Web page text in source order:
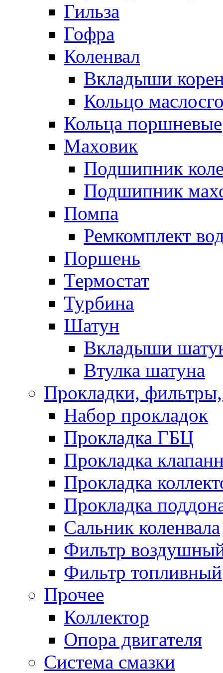
Гильза
Гофра
Коленвал
Вкладыши
Кольцо
Кольца поршневые
Маховик
Подшипник
Подшипник
Помпа
Ремкомплект
Поршень
Термостат
Турбина
Шатун
Вкладыши
Втулка шатуна
Прокладки,
Набор прокладок
Прокладка ГБЦ
Прокладка
Прокладка
Прокладка
Сальник коленвала
Фильтр
Фильтр топливный
Прочее
Коллектор
Опора двигателя
Система смазки